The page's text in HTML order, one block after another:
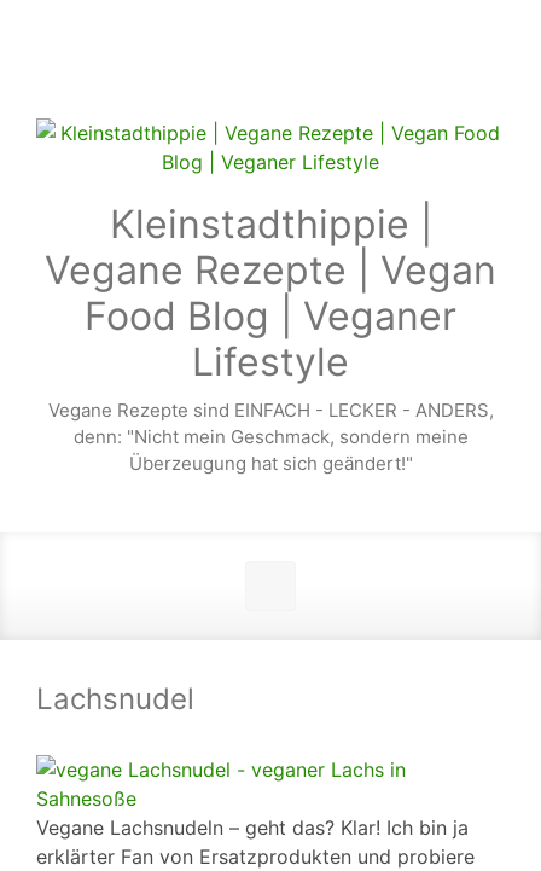
Kleinstadthippie |
Vegane Rezepte | Vegan
Food Blog | Veganer
Lifestyle
Vegane Rezepte sind EINFACH - LECKER - ANDERS,
denn: "Nicht mein Geschmack, sondern meine
Überzeugung hat sich geändert!"
Lachsnudel
Vegane Lachsnudeln – geht das? Klar! Ich bin ja
erklärter Fan von Ersatzprodukten und probiere